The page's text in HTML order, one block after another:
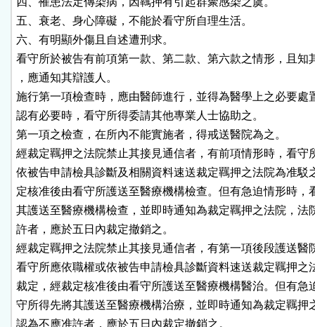
五、衰老、身心障礙，不能於看守所自理生活。
六、有明顯外傷且自述遭刑求。
看守所於被告有前項第一款、第二款、第六款之情形，且知
，應通知其辯護人。
施行第一項檢查時，應由醫師進行，並得為醫學上之必要處
認有必要時，看守所得委請其他專業人士協助之。
第一項之檢查，在所內不能實施者，得戒送醫院為之。
經裁定羈押之法院禁止其接見通信者，有前項情形時，看守
依被告申請檢具診斷及相關資料速送裁定羈押之法院為准駁
定核准後由看守所護送至醫療機構檢查。但有急迫情形時，
其護送至醫療機構檢查，並即時通知為裁定羈押之法院，法
許者，應於五日內裁定撤銷之。
經裁定羈押之法院禁止其接見通信者，有第一項後段護送醫
看守所應依職權或依被告申請檢具診斷資料速送裁定羈押之
裁定，經裁定核准後由看守所護送至醫療機構醫治。但有急
守所得先將其護送至醫療機構治療，並即時通知為裁定羈押
認為不應准許者，應於五日內裁定撤銷之。